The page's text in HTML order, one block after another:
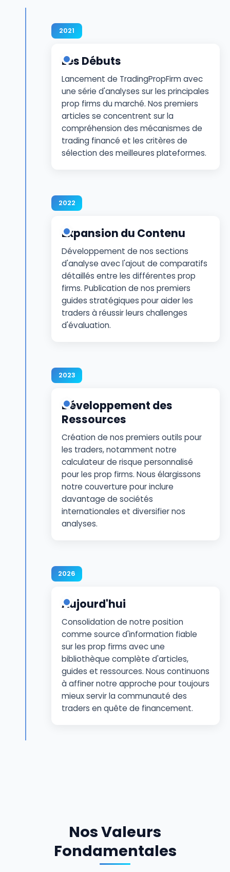
2021
Les Débuts
Lancement de TradingPropFirm avec
une série d'analyses sur les principales
prop firms du marché. Nos premiers
articles se concentrent sur la
compréhension des mécanismes de
trading financé et les critères de
sélection des meilleures plateformes.
2022
Expansion du Contenu
Développement de nos sections
d'analyse avec l'ajout de comparatifs
détaillés entre les différentes prop
firms. Publication de nos premiers
guides stratégiques pour aider les
traders à réussir leurs challenges
d'évaluation.
2023
Développement des
Ressources
Création de nos premiers outils pour
les traders, notamment notre
calculateur de risque personnalisé
pour les prop firms. Nous élargissons
notre couverture pour inclure
davantage de sociétés
internationales et diversifier nos
analyses.
2026
Aujourd'hui
Consolidation de notre position
comme source d'information fiable
sur les prop firms avec une
bibliothèque complète d'articles,
guides et ressources. Nous continuons
à affiner notre approche pour toujours
mieux servir la communauté des
traders en quête de financement.
Nos Valeurs
Fondamentales